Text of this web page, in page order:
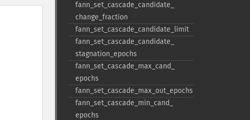
fann_​set_​cascade_​candidate_​
change_​fraction
fann_​set_​cascade_​candidate_​limit
fann_​set_​cascade_​candidate_​
stagnation_​epochs
fann_​set_​cascade_​max_​cand_​
epochs
fann_​set_​cascade_​max_​out_​epochs
fann_​set_​cascade_​min_​cand_​
epochs